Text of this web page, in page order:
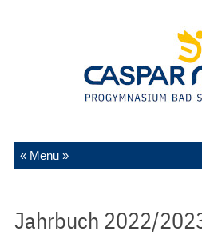
Zum
Jahrbuch 2022/